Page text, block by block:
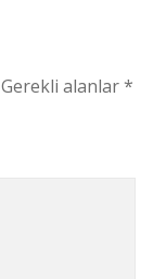
Gerekli alanlar*